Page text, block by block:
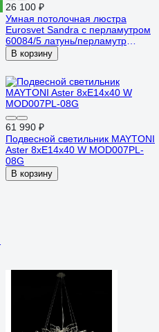
26 100 ₽
Умная потолочная люстра
Eurosvet Sandra с перламутром
60084/5 латунь/перламутр
a071170
В корзину
61 990 ₽
Подвесной светильник MAYTONI
Aster 8хE14x40 W MOD007PL-
08G
В корзину